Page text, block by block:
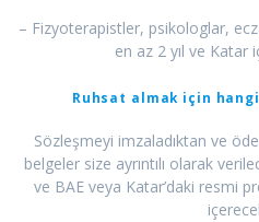
– Fizyoterapistler, psikologlar,
en az 2 yıl ve Katar
Ruhsat almak için
Sözleşmeyi imzaladıktan ve
belgeler size ayrıntılı olarak
ve BAE veya Katar’daki resmi